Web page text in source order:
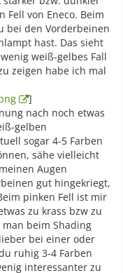
Fell von Eneco. Beim
bei den Vorderbeinen
hast. Das sieht
weiß-gelbes Fall
zeigen habe ich mal
]
nach noch etwas
gelben
sogar 4-5 Farben
sähe vielleicht
Augen
gut hingekriegt,
pinken Fell ist mir
zu krass bzw zu
beim Shading
bei einer oder
ruhig 3-4 Farben
interessanter zu